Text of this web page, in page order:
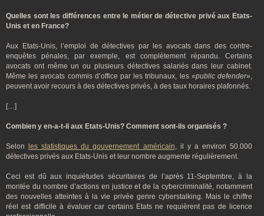
Quelles sont les différences entre le métier de détective privé aux Etats-
Unis et en France?
Aux Etats-Unis, l’emploi de détectives par les avocats dans des contre-
enquêtes pénales, par exemple, est complètement répandu. Certains
avocats ont même un ou plusieurs détectives salariés dans leur cabinet.
Même les avocats commis d’office par les tribunaux, les «public defender»,
peuvent avoir recours à des détectives privés, à des taux horaires plafonnés.
[…]
Combien y en-a-t-il aux Etats-Unis? Comment sont-ils organisés ?
Selon les statistiques du gouvernement américain, il y a environ 50.000
détectives privés aux Etats-Unis et leur nombre augmente régulièrement.
Ceci est dû aux inquiétudes sécuritaires de l’après 11-Septembre, à la
montée du nombre d’actions en justice et de la cybercriminalité, notamment
des nouvelles atteintes à la vie privée genre cyberstalking. Mais le chiffre
réel est difficile à évaluer car certains Etats ne requièrent pas de licence